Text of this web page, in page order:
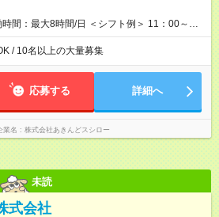
38万9000円／2025年度実績）で、店長の平
円の寮や各種手当があるため「前職より貯金
くいます！ 【試用期間】試用期間
さ：3ヶ月 雇用形態、給与は本採用時と同じ
時間/日 ＜シフト例＞ 11：00～
21：00、15：00～24：00 ※1ヶ月単位の変
間） ◎残業は月30h程度。1店舗
う社員も多くいま す。繁忙期以外は1日通して
りません！
/ 10名以上の大量募集
応募する 詳細へ
業名 株式会社あきんどスシロー
未読
式会社